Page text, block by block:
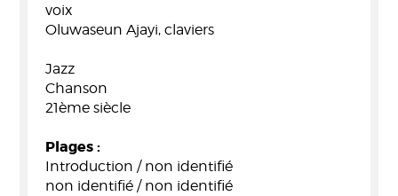
voix
Oluwaseun Ajayi, claviers
Jazz
Chanson
21ème siècle
Plages :
Introduction / non identifié
non identifié / non identifié